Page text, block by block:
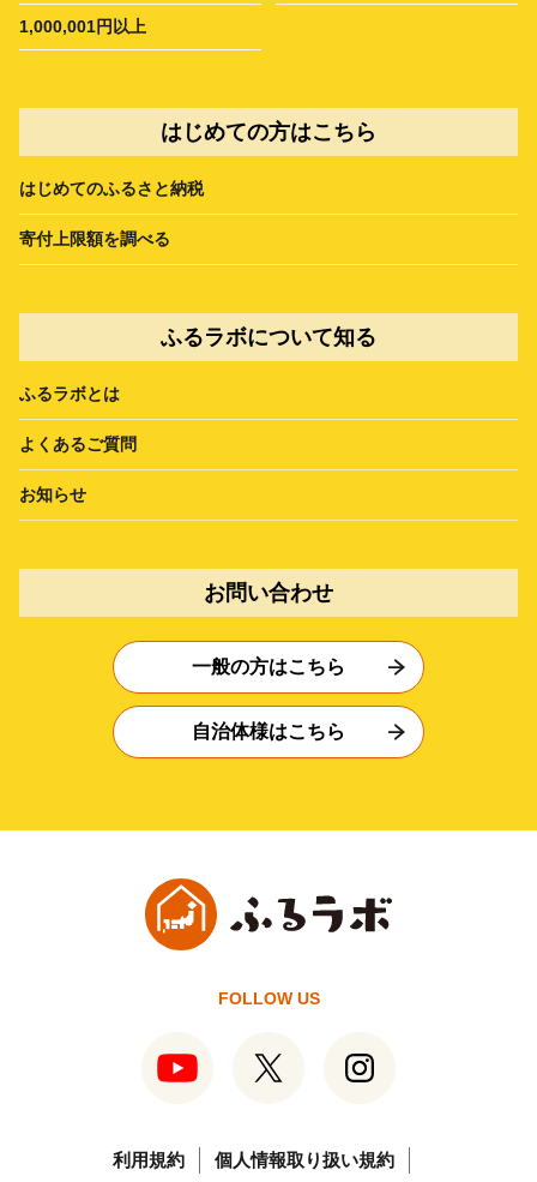
1,000,001円以上
はじめての方はこちら
はじめてのふるさと納税
寄付上限額を調べる
ふるラボについて知る
ふるラボとは
よくあるご質問
お知らせ
お問い合わせ
一般の方はこちら
自治体様はこちら
FOLLOW US
利用規約 個人情報取り扱い規約